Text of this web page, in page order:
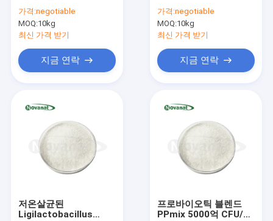
동영상
회사 소개
우더 비건/알레르겐 프
리/글루텐 프리/유제품
프리
가격:negotiable
MOQ:10kg
최신 가격 받기
지금 연락
스트바이오틱스 파우더
비건/알레르겐 프리/글
루텐 프리/유제품 프리
가격:negotiable
MOQ:10kg
최신 가격 받기
지금 연락
저온살균된
Ligilactobacillus
프로바이오틱 블렌드
PPmix 5000억 CFU/g